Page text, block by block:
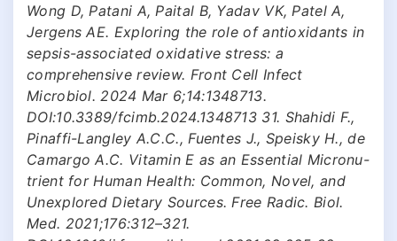
Wong D, Patani A, Paital B, Yadav VK, Patel A,
Jergens AE. Exploring the role of antioxidants in
sepsis-associated oxidative stress: a
comprehensive review. Front Cell Infect
Microbiol. 2024 Mar 6;14:1348713.
DOI:10.3389/fcimb.2024.1348713 31. Shahidi F.,
Pinaffi-Langley A.C.C., Fuentes J., Speisky H., de
Camargo A.C. Vitamin E as an Essential Micronu-
trient for Human Health: Common, Novel, and
Unexplored Dietary Sources. Free Radic. Biol.
Med. 2021;176:312–321.